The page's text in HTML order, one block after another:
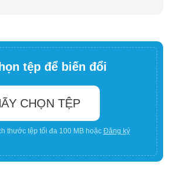
tệp để biến đổi
CHỌN TỆP
thước tệp tối đa 100 MB hoặc Đăng ký